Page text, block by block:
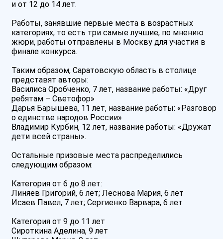
и от 12 до 14 лет.
Работы, занявшие первые места в возрастных
категориях, то есть три самые лучшие, по мнению
жюри, работы отправлены в Москву для участия в
финале конкурса.
Таким образом, Саратовскую область в столице
представят авторы:
Василиса Оробченко, 7 лет, название работы: «Друг
ребятам – Светофор»
Дарья Барышева, 11 лет, название работы: «Разговор
о единстве народов России»
Владимир Курбин, 12 лет, название работы: «Дружат
дети всей страны».
Остальные призовые места распределились
следующим образом:
Категория от 6 до 8 лет:
Линяев Григорий, 6 лет; Леснова Мария, 6 лет
Исаев Павел, 7 лет; Сергиенко Варвара, 6 лет
Категория от 9 до 11 лет
Сироткина Аделина, 9 лет